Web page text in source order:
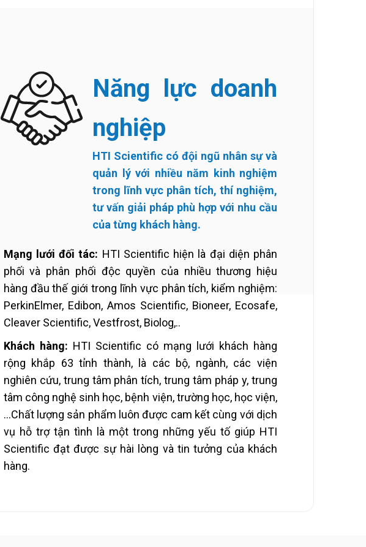
Năng lực doanh
nghiệp
HTI Scientific có đội ngũ nhân sự và
quản lý với nhiều năm kinh nghiệm
trong lĩnh vực phân tích, thí nghiệm,
tư vấn giải pháp phù hợp với nhu cầu
của từng khách hàng.
Mạng lưới đối tác: HTI Scientific hiện là đại diện phân
phối và phân phối độc quyền của nhiều thương hiệu
hàng đầu thế giới trong lĩnh vực phân tích, kiểm nghiệm:
PerkinElmer, Edibon, Amos Scientific, Bioneer, Ecosafe,
Cleaver Scientific, Vestfrost, Biolog,..
Khách hàng: HTI Scientific có mạng lưới khách hàng
rộng khắp 63 tỉnh thành, là các bộ, ngành, các viện
nghiên cứu, trung tâm phân tích, trung tâm pháp y, trung
tâm công nghệ sinh học, bệnh viện, trường học, học viện,
…Chất lượng sản phẩm luôn được cam kết cùng với dịch
vụ hỗ trợ tận tình là một trong những yếu tố giúp HTI
Scientific đạt được sự hài lòng và tin tưởng của khách
hàng.